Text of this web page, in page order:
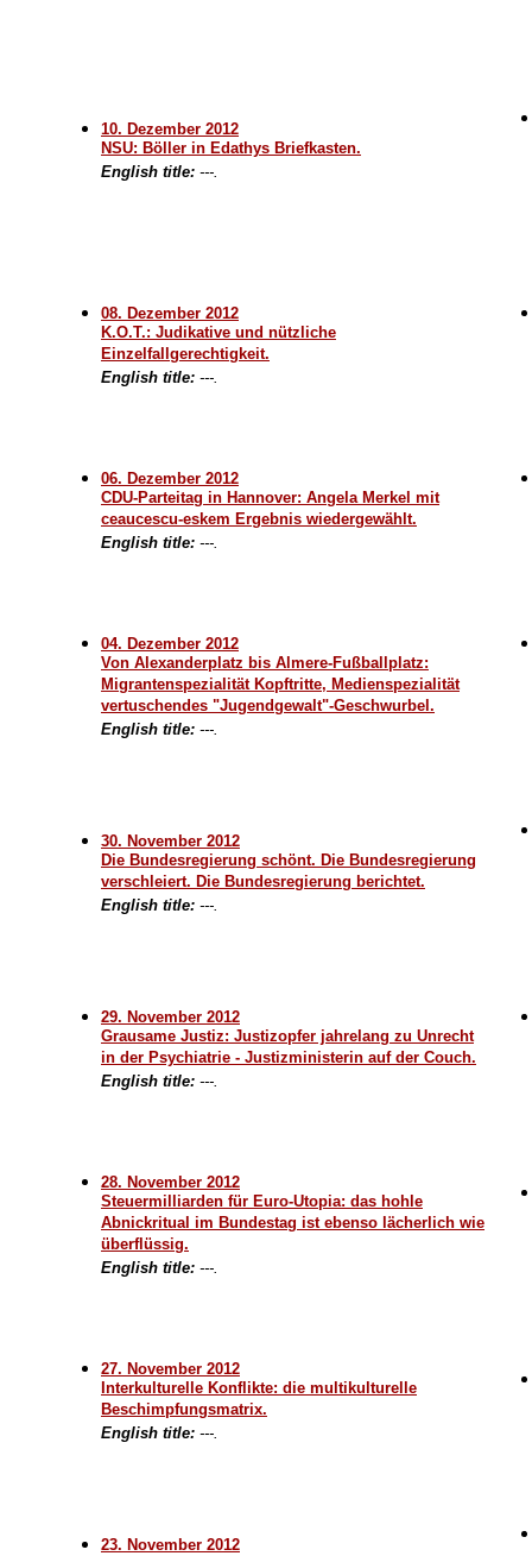
10. Dezember 2012
NSU: Böller in Edathys Briefkasten.
English title: ---.
08. Dezember 2012
K.O.T.: Judikative und nützliche
Einzelfallgerechtigkeit.
English title: ---.
06. Dezember 2012
CDU-Parteitag in Hannover: Angela Merkel mit
ceaucescu-eskem Ergebnis wiedergewählt.
English title: ---.
04. Dezember 2012
Von Alexanderplatz bis Almere-Fußballplatz:
Migrantenspezialität Kopftritte, Medienspezialität
vertuschendes "Jugendgewalt"-Geschwurbel.
English title: ---.
30. November 2012
Die Bundesregierung schönt. Die Bundesregierung
verschleiert. Die Bundesregierung berichtet.
English title: ---.
29. November 2012
Grausame Justiz: Justizopfer jahrelang zu Unrecht
in der Psychiatrie - Justizministerin auf der Couch.
English title: ---.
28. November 2012
Steuermilliarden für Euro-Utopia: das hohle
Abnickritual im Bundestag ist ebenso lächerlich wie
überflüssig.
English title: ---.
27. November 2012
Interkulturelle Konflikte: die multikulturelle
Beschimpfungsmatrix.
English title: ---.
23. November 2012